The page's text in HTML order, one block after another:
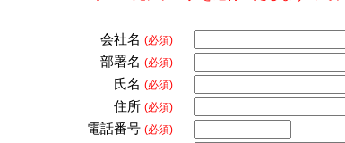
会社名 (必須)
部署名 (必須)
氏名 (必須)
住所 (必須)
電話番号 (必須)